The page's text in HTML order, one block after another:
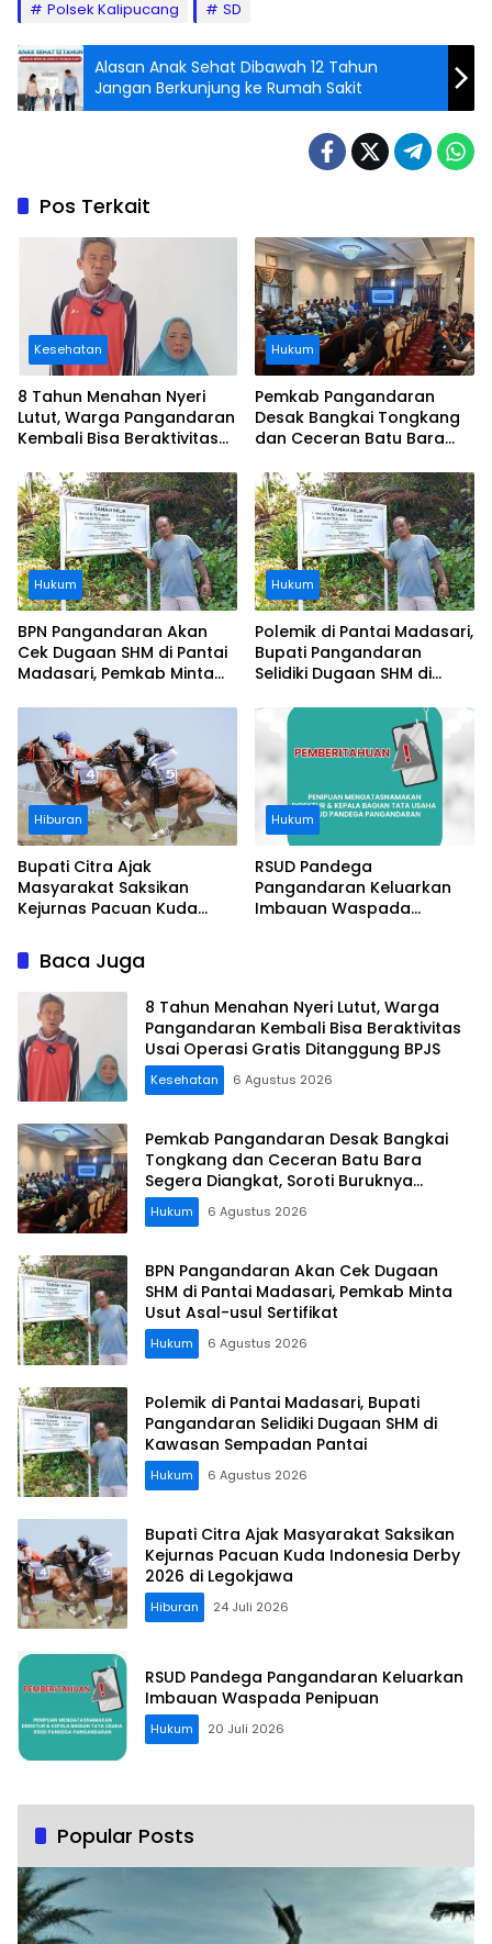
Polsek Kalipucang SD
Alasan Anak Sehat Dibawah 12 Tahun
Jangan Berkunjung ke Rumah Sakit
Pos Terkait
Kesehatan
8 Tahun Menahan Nyeri
Lutut, Warga Pangandaran
Kembali Bisa Beraktivitas
Ditanggung BPJS
Hukum
Pemkab Pangandaran
Desak Bangkai Tongkang
dan Ceceran Batu Bara
Buruknya Koordinasi
Perusahaan
Hukum
BPN Pangandaran Akan
Cek Dugaan SHM di Pantai
Madasari, Pemkab Minta
Hukum
Polemik di Pantai Madasari,
Bupati Pangandaran
Selidiki Dugaan SHM di
Pantai
Hiburan
Bupati Citra Ajak
Masyarakat Saksikan
Kejurnas Pacuan Kuda
Legokjawa
Hukum
RSUD Pandega
Pangandaran Keluarkan
Imbauan Waspada
Baca Juga
8 Tahun Menahan Nyeri Lutut, Warga
Pangandaran Kembali Bisa Beraktivitas
Usai Operasi Gratis Ditanggung BPJS
Kesehatan 6 Agustus 2026
Pemkab Pangandaran Desak Bangkai
Tongkang dan Ceceran Batu Bara
Segera Diangkat, Soroti Buruknya
Koordinasi Perusahaan
Hukum 6 Agustus 2026
BPN Pangandaran Akan Cek Dugaan
SHM di Pantai Madasari, Pemkab Minta
Usut Asal-usul Sertifikat
Hukum 6 Agustus 2026
Polemik di Pantai Madasari, Bupati
Pangandaran Selidiki Dugaan SHM di
Kawasan Sempadan Pantai
Hukum 6 Agustus 2026
Bupati Citra Ajak Masyarakat Saksikan
Kejurnas Pacuan Kuda Indonesia Derby
2026 di Legokjawa
Hiburan 24 Juli 2026
RSUD Pandega Pangandaran Keluarkan
Imbauan Waspada Penipuan
Hukum 20 Juli 2026
Popular Posts